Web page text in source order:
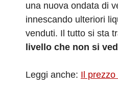
una nuova ondata di
innescando ulteriori
venduti. Il tutto si sta
livello che non si
Leggi anche: Il